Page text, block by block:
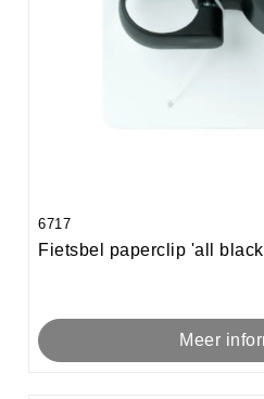
6717
Fietsbel paperclip 'all
Meer